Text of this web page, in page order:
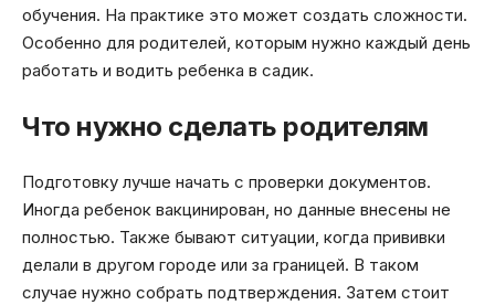
обучения. На практике это может создать сложности.
Особенно для родителей, которым нужно каждый день
работать и водить ребенка в садик.
Что нужно сделать родителям
Подготовку лучше начать с проверки документов.
Иногда ребенок вакцинирован, но данные внесены не
полностью. Также бывают ситуации, когда прививки
делали в другом городе или за границей. В таком
случае нужно собрать подтверждения. Затем стоит